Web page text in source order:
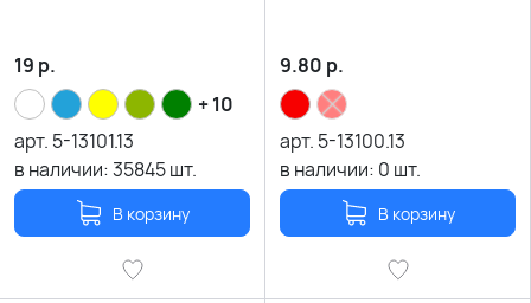
19 р.
+ 10
арт. 5-13101.13
в наличии:35845шт.
В корзину
9.80 р.
арт. 5-13100.13
в наличии: 0 шт.
В корзину